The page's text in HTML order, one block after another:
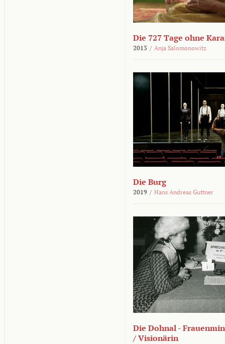
Die 727 Tage ohne
2013 / Anja Salomonowitz
Die Burg
2019 / Hans Andreas Guttner
Die Dohnal -
/ Visionärin